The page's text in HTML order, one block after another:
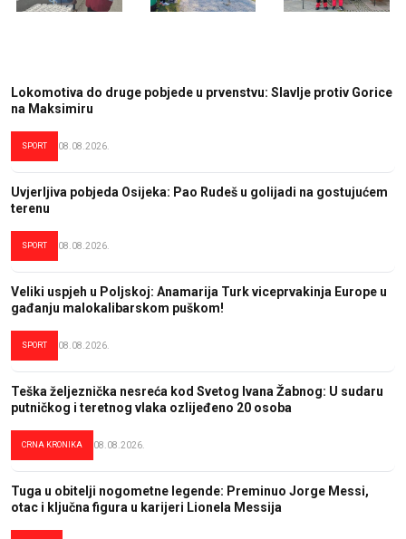
Lokomotiva do druge pobjede u prvenstvu: Slavlje protiv Gorice
na Maksimiru
SPORT 08.08.2026.
Uvjerljiva pobjeda Osijeka: Pao Rudeš u golijadi na gostujućem
terenu
SPORT 08.08.2026.
Veliki uspjeh u Poljskoj: Anamarija Turk viceprvakinja Europe u
gađanju malokalibarskom puškom!
SPORT 08.08.2026.
Teška željeznička nesreća kod Svetog Ivana Žabnog: U sudaru
putničkog i teretnog vlaka ozlijeđeno 20 osoba
CRNA KRONIKA 08.08.2026.
Tuga u obitelji nogometne legende: Preminuo Jorge Messi,
otac i ključna figura u karijeri Lionela Messija